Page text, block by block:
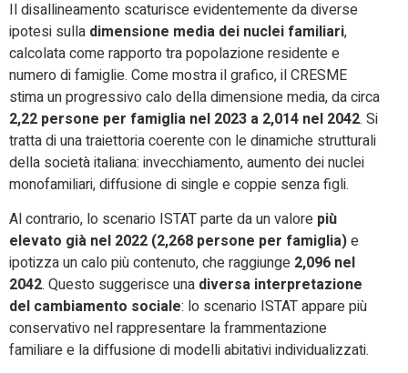
Il disallineamento scaturisce evidentemente da diverse
ipotesi sulla dimensione media dei nuclei familiari,
calcolata come rapporto tra popolazione residente e
numero di famiglie. Come mostra il grafico, il CRESME
stima un progressivo calo della dimensione media, da circa
2,22 persone per famiglia nel 2023 a 2,014 nel 2042. Si
tratta di una traiettoria coerente con le dinamiche strutturali
della società italiana: invecchiamento, aumento dei nuclei
monofamiliari, diffusione di single e coppie senza figli.
Al contrario, lo scenario ISTAT parte da un valore più
elevato già nel 2022 (2,268 persone per famiglia)e
ipotizza un calo più contenuto, che raggiunge 2,096 nel
2042. Questo suggerisce una diversa interpretazione
del cambiamento sociale: lo scenario ISTAT appare più
conservativo nel rappresentare la frammentazione
familiare e la diffusione di modelli abitativi individualizzati.